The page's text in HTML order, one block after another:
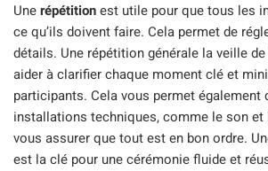
Unerépétitionest utile pour que tous les
ce qu’ils doivent faire. Cela permet de
détails. Une répétition générale la veille
aider à clarifier chaque moment clé et
participants. Cela vous permet également
installations techniques, comme le son et
vous assurer que tout est en bon ordre.
est la clé pour une cérémonie fluide et